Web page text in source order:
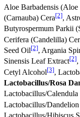
Aloe Barbadensis
(Carnauba) Cera[2],
Butyrospermum Parkii
Cerifera (Candelilla)
Seed Oil[2], Argania
Sinensis Leaf Extract[2]
Cetyl Alcohol[3],
Lactobacillus/Rosa
Lactobacillus/
Lactobacillus/